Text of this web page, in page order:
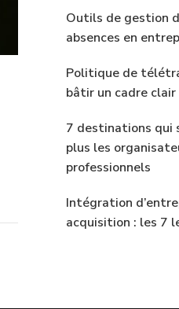
Outils de gestion
absences en
Politique de
bâtir un cadre
7 destinations qui
plus les
professionnels
Intégration
acquisition : les 7